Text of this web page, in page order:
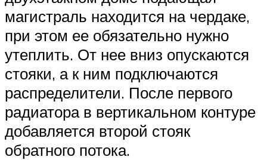
магистраль находится на чердаке,
при этом ее обязательно нужно
утеплить. От нее вниз опускаются
стояки, а к ним подключаются
распределители. После первого
радиатора в вертикальном контуре
добавляется второй стояк
обратного потока.